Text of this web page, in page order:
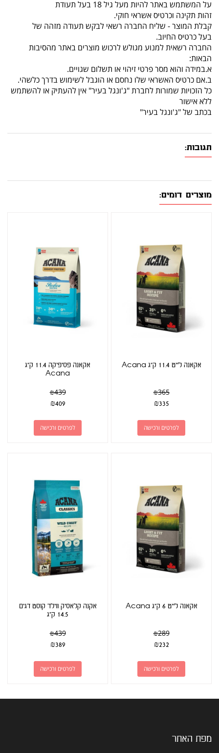
על המשתמש באתר להיות מעל גיל 18 בעל תעודת
זהות תקינה וכרטיס אשראי חוקי.
קבלת המוצר - שליח החברה רשאי לבקש תעודה מזהה של
בעל כרטיס החיוב.
החברה רשאית למנוע מגולש לרכוש מוצרים באתר מהסיבות
הבאות:
א.במידה והוא מסר פרטי זיהוי או תשלום שגויים.
ב.אם כרטיס האשראי שלו נחסם או הוגבל לשימוש בדרך כלשהי.
כל הזכויות שמורות לחברת "ג'ונגל בעיר" אין להעתיק או להשתמש
ללא אישור
בכתב של "ג'ונגל בעיר"
תגובות:
מוצרים דומים:
אקאנה לייט 11.4 ק"ג Acana
₪365
₪335
לפרטים ורכישה
אקאנה פסיפיקה 11.4 ק"ג
Acana
₪439
₪409
לפרטים ורכישה
אקאנה לייט 6 ק"ג Acana
₪289
₪232
לפרטים ורכישה
אקנה קלאסיק ווילד קוסט דגים
14.5 ק"ג
₪439
₪389
לפרטים ורכישה
מפת האתר